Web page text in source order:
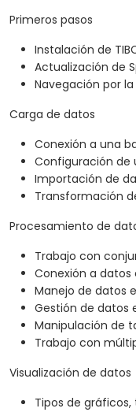
Primeros pasos
Instalación de
Actualización de
Navegación por
Carga de datos
Conexión a una
Configuración de
Importación de
Transformación
Procesamiento de
Trabajo con
Conexión a
Manejo de datos
Gestión de datos
Manipulación de
Trabajo con
Visualización de datos
Tipos de